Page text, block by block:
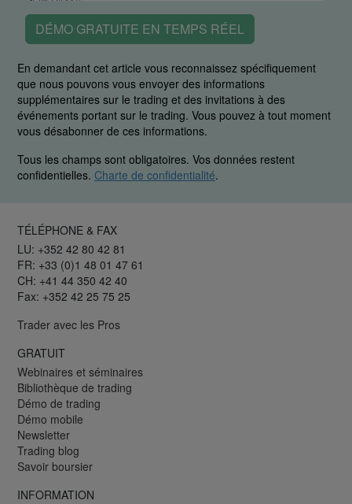
DÉMO GRATUITE EN TEMPS RÉEL
En demandant cet article vous reconnaissez spécifiquement
que nous pouvons vous envoyer des informations
supplémentaires sur le trading et des invitations à des
événements portant sur le trading. Vous pouvez à tout moment
vous désabonner de ces informations.
Tous les champs sont obligatoires. Vos données restent
confidentielles. Charte de confidentialité.
TÉLÉPHONE & FAX
LU: +352 42 80 42 81
FR: +33 (0)1 48 01 47 61
CH: +41 44 350 42 40
Fax: +352 42 25 75 25
Trader avec les Pros
GRATUIT
Webinaires et séminaires
Bibliothèque de trading
Démo de trading
Démo mobile
Newsletter
Trading blog
Savoir boursier
INFORMATION